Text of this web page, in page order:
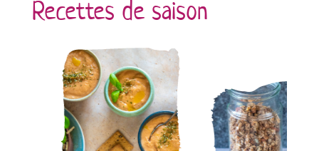
Recettes de saison